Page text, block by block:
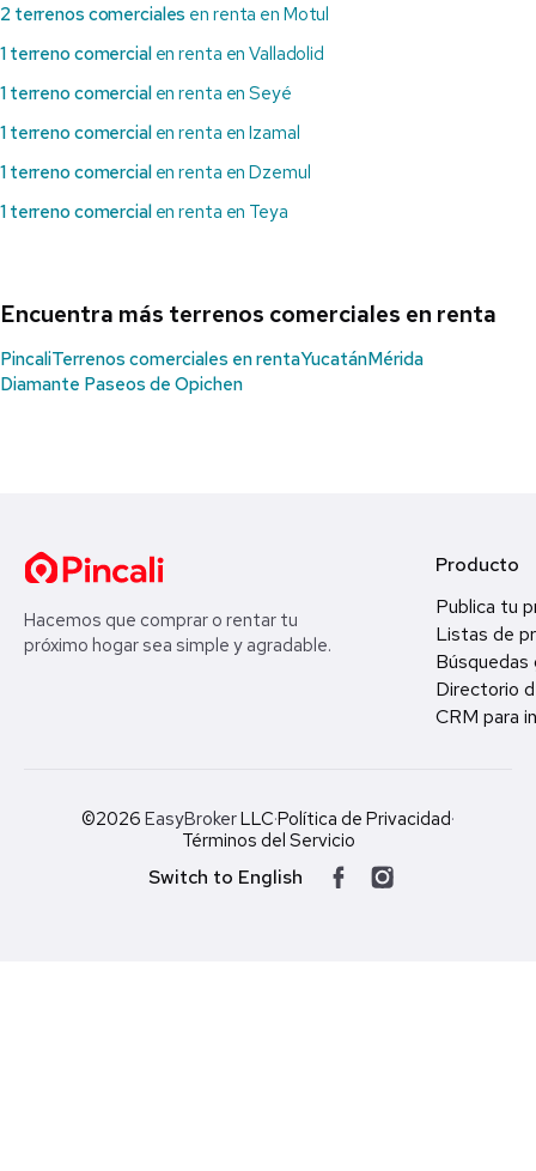
2 terrenos comerciales en renta en Motul
1 terreno comercialen renta en Valladolid
1 terreno comercialen renta en Seyé
1 terreno comercialen renta en Izamal
1 terreno comercialen renta en Dzemul
1 terreno comercialen renta en Teya
Encuentra más terrenos comerciales en renta
PincaliTerrenos comerciales en rentaYucatánMérida
Diamante Paseos de Opichen
Hacemos que comprar o rentar tu
próximo hogar sea simple y agradable.
Producto
Publica tu
Listas de
Búsquedas
Directorio
CRM para
©2026 EasyBrokerLLC·Política de Privacidad·
Términos del Servicio
Switch to English